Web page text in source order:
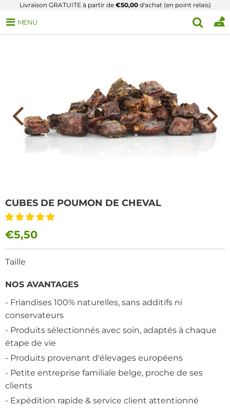
Livraison GRATUITE à partir de €50,00d'achat (en point relais)
MENU
CUBES DE POUMON DE CHEVAL
€5,50
Taille
NOS AVANTAGES
- Friandises 100% naturelles, sans additifs ni
conservateurs
- Produits sélectionnés avec soin, adaptés à chaque
étape de vie
- Produits provenant d'élevages européens
- Petite entreprise familiale belge, proche de ses
clients
- Expédition rapide & service client attentionné